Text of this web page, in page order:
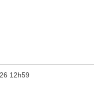
12h59